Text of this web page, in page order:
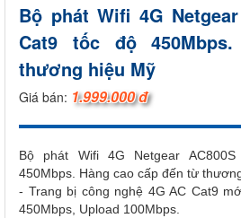
Bộ phát Wifi 4G
Cat9 tốc độ
thương hiệu Mỹ
Giá bán: 1.999.000 đ
Bộ phát Wifi 4G Netgear
450Mbps. Hàng cao cấp đến từ
- Trang bị công nghệ 4G AC Cat9
450Mbps, Upload 100Mbps.